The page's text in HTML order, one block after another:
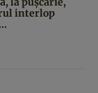
interlop